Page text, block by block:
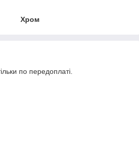
Хром
по передоплаті.